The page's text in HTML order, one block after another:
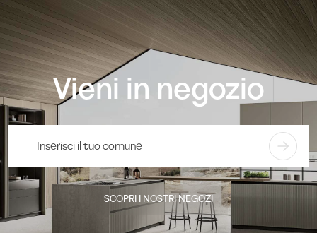
Vieni in negozio
SCOPRI I NOSTRI NEGOZI